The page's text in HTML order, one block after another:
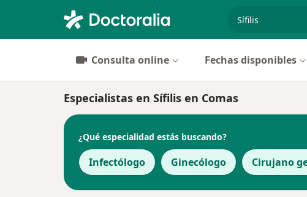
especialidad,
Consulta online Fechas disponibles
Especialistas en Sífilis en Comas
¿Qué especialidad estás buscando?
Infectólogo Ginecólogo Cirujano